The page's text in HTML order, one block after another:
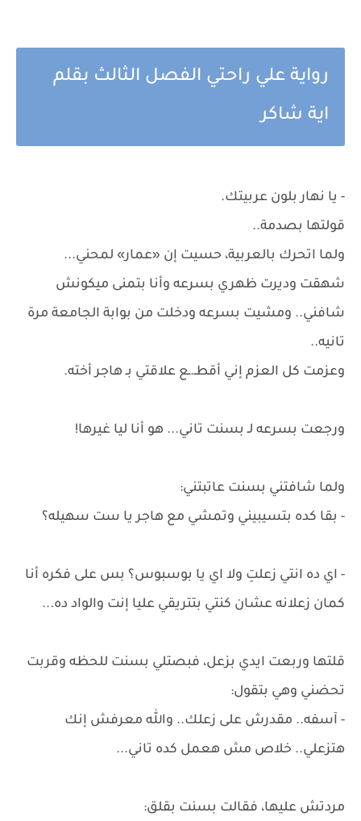
رواية علي راحتي الفصل الثالث بقلم
اية شاكر
- يا نهار بلون عربيتك.
قولتها بصدمة..
ولما اتحرك بالعربية، حسيت إن «عمار» لمحني...
شهقت وديرت ظهري بسرعه وأنا بتمنى ميكونش
شافني.. ومشيت بسرعه ودخلت من بوابة الجامعة مرة
تانيه..
وعزمت كل العزم إني أقطـ.ـع علاقتي بـ هاجر أخته.
ورجعت بسرعه لـ بسنت تاني... هو أنا ليا غيرها!
ولما شافتني بسنت عاتبتني:
- بقا كده بتسيبيني وتمشي مع هاجر يا ست سهيله؟
- اي ده انتي زعلتِ ولا اي يا بوسبوس؟ بس على فكره أنا
كمان زعلانه عشان كنتي بتتريقي عليا إنت والواد ده...
قلتها وربعت ايدي بزعل، فبصتلي بسنت للحظه وقربت
تحضني وهي بتقول:
- آسفه.. مقدرش على زعلك.. والله معرفش إنك
هتزعلي.. خلاص مش هعمل كده تاني...
مردتش عليها، فقالت بسنت بقلق: